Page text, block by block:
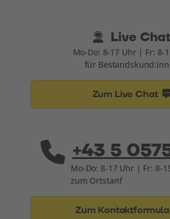
Live Chat
Mo-Do: 8-17 Uhr | Fr: 8-
für
Zum Live Chat
+43 5
Mo-Do: 8-17 Uhr | Fr: 8-
zum Ortstarif
Zum